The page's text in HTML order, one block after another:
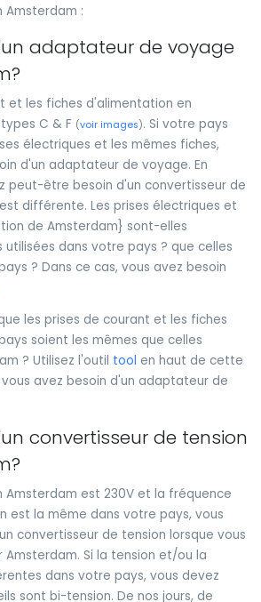
Amsterdam :
adaptateur de voyage
et les fiches d'alimentation en
C & F (voir images). Si votre pays
électriques et les mêmes fiches,
d'un adaptateur de voyage. En
peut-être besoin d'un convertisseur de
différente. Les prises électriques et
de Amsterdam} sont-elles
dans votre pays ? que celles
? Dans ce cas, vous avez besoin
les prises de courant et les fiches
soient les mêmes que celles
? Utilisez l'outil tool en haut de cette
avez besoin d'un adaptateur de
convertisseur de tension
Amsterdam est 230V et la fréquence
est la même dans votre pays, vous
convertisseur de tension lorsque vous
Si la tension et/ou la
dans votre pays, vous devez
sont bi-tension. De nos jours, de